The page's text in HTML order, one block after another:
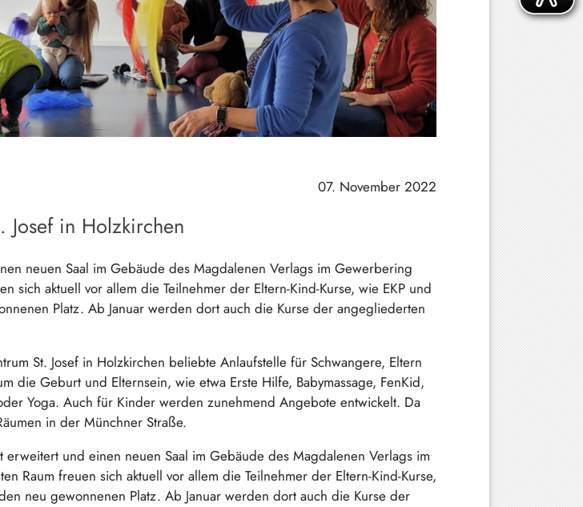
07. November 2022
Josef in Holzkirchen
neuen Saal im Gebäude des Magdalenen Verlags im Gewerbering
sich aktuell vor allem die Teilnehmer der Eltern-Kind-Kurse, wie EKP und
Platz. Ab Januar werden dort auch die Kurse der angegliederten
St. Josef in Holzkirchen beliebte Anlaufstelle für Schwangere, Eltern
die Geburt und Elternsein, wie etwa Erste Hilfe, Babymassage, FenKid,
Yoga. Auch für Kinder werden zunehmend Angebote entwickelt. Da
in der Münchner Straße.
und einen neuen Saal im Gebäude des Magdalenen Verlags im
Raum freuen sich aktuell vor allem die Teilnehmer der Eltern-Kind-Kurse,
neu gewonnenen Platz. Ab Januar werden dort auch die Kurse der